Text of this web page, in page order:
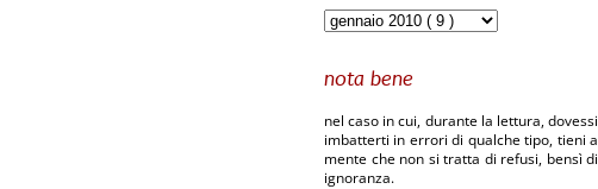
nota bene
nel caso in cui, durante la lettura, dovessi
imbatterti in errori di qualche tipo, tieni a
mente che non si tratta di refusi, bensì di
ignoranza.